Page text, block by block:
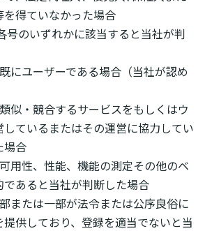
得ていなかった場合
号のいずれかに該当すると当社が判
にユーザーである場合（当社が認め
似・競合するサービスをもしくはウ
しているまたはその運営に協力してい
場合
用性、性能、機能の測定その他のベ
であると当社が判断した場合
または一部が法令または公序良俗に
供しており、登録を適当でないと当